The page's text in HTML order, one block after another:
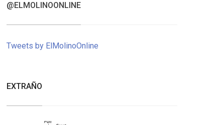
@ELMOLINOONLINE
Tweets by ElMolinoOnline
EXTRAÑO